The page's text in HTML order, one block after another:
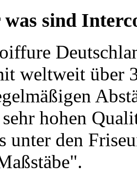
was sind
weltweit über
hohen
unter den